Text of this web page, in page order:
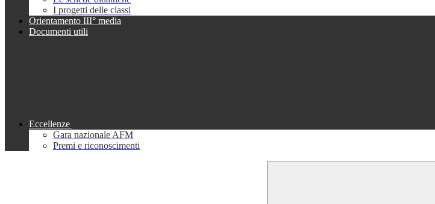
I progetti delle classi
Orientamento III° media
Documenti utili
Eccellenze
Gara nazionale AFM
Premi e riconoscimenti